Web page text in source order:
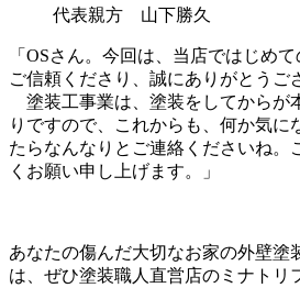
代表親方 山下勝久
「OSさん。今回は、当店ではじめ
ご信頼くださり、誠にありがとうご
塗装工事業は、塗装をしてからが
りですので、これからも、何か気に
たらなんなりとご連絡くださいね。
くお願い申し上げます。」
あなたの傷んだ大切なお家の外壁塗
は、ぜひ塗装職人直営店のミナトリ